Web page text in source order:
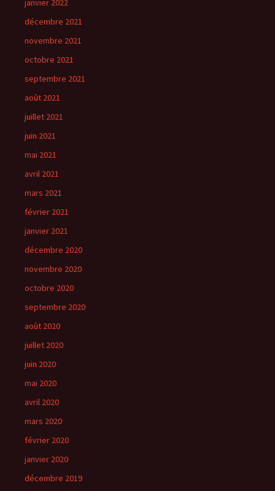
janvier 2022
décembre 2021
novembre 2021
octobre 2021
septembre 2021
août 2021
juillet 2021
juin 2021
mai 2021
avril 2021
mars 2021
février 2021
janvier 2021
décembre 2020
novembre 2020
octobre 2020
septembre 2020
août 2020
juillet 2020
juin 2020
mai 2020
avril 2020
mars 2020
février 2020
janvier 2020
décembre 2019